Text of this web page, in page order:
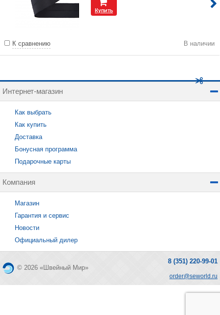
Купить
К сравнению В наличии
Интернет-магазин
Как выбрать
Как купить
Доставка
Бонусная программа
Подарочные карты
Компания
Магазин
Гарантия и сервис
Новости
Официальный дилер
© 2026 «Швейный Мир»
8 (351) 220-99-01
order@seworld.ru